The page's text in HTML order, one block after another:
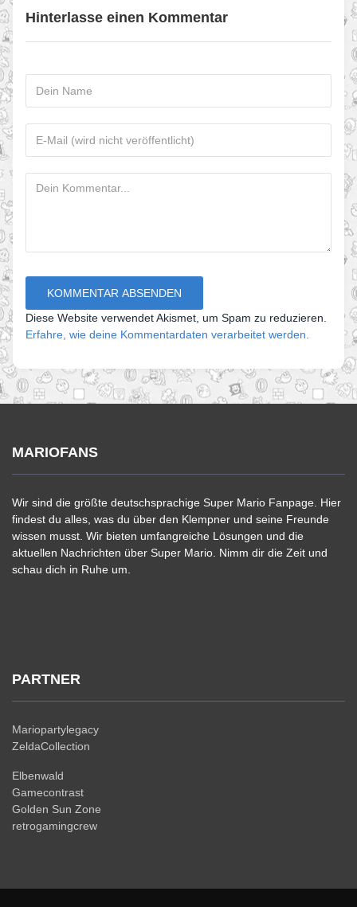
Hinterlasse einen Kommentar
Diese Website verwendet Akismet, um Spam zu reduzieren.
Erfahre, wie deine Kommentardaten verarbeitet werden.
MARIOFANS
Wir sind die größte deutschsprachige Super Mario Fanpage. Hier
findest du alles, was du über den Klempner und seine Freunde
wissen musst. Wir bieten umfangreiche Lösungen und die
aktuellen Nachrichten über Super Mario. Nimm dir die Zeit und
schau dich in Ruhe um.
PARTNER
Mariopartylegacy
ZeldaCollection
Elbenwald
Gamecontrast
Golden Sun Zone
retrogamingcrew